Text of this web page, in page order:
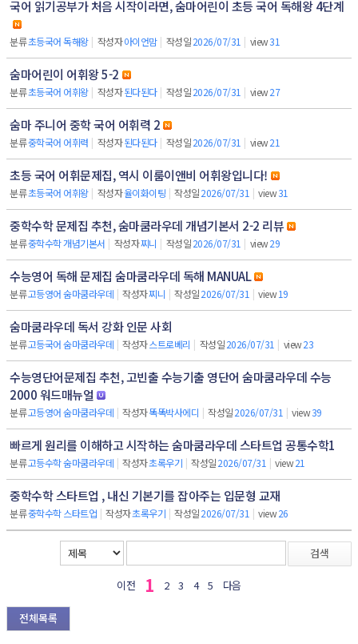
국어 읽기공부가 처음 시작이라면, 숨마어린이 초등 국어 독해왕 4단계
분류초등국어 독해왕 | 작성자아이언맘 | 작성일2026/07/31 | view31
숨마어린이 어휘왕 5-2
분류초등국어 어휘왕 | 작성자된다된다 | 작성일2026/07/31 | view27
숨마 주니어 중학 국어 어휘력 2
분류중학국어 어휘력 | 작성자된다된다 | 작성일2026/07/31 | view21
초등 국어 어휘문제집, 역시 이룸이앤비 어휘왕입니다!
분류초등국어 어휘왕 | 작성자율이화이팅 | 작성일2026/07/31 | view31
중학수학 문제집 추천, 숨마쿰라우데 개념기본서 2-2 리뷰
분류중학수학 개념기본서 | 작성자찌니 | 작성일2026/07/31 | view29
수능영어 독해 문제집 숨마쿰라우데 독해 MANUAL
분류고등영어 숨마쿰라우데 | 작성자찌니 | 작성일2026/07/31 | view19
숨마쿰라우데 독서 강화 인문 사회
분류고등국어 숨마쿰라우데 | 작성자스트로베리 | 작성일2026/07/31 | view23
수능영단어문제집 추천, 고빈출 수능기출 영단어 숨마쿰라우데 수능
2000 워드매뉴얼
분류고등영어 숨마쿰라우데 | 작성자똑똑박사에디 | 작성일2026/07/31 | view39
빠르게 원리를 이해하고 시작하는 숨마쿰라우데 스타트업 공통수학1
분류고등수학 숨마쿰라우데 | 작성자초록우기 | 작성일2026/07/31 | view21
중학수학 스타트업 , 내신 기본기를 잡아주는 입문형 교재
분류중학수학 스타트업 | 작성자초록우기 | 작성일2026/07/31 | view26
검색
이전 1 2 3 4 5 다음
전체목록